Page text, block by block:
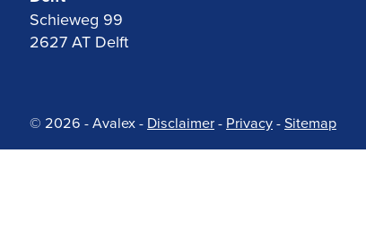
Schieweg 99
2627 AT Delft
© 2026 - Avalex- Disclaimer- Privacy-Sitemap